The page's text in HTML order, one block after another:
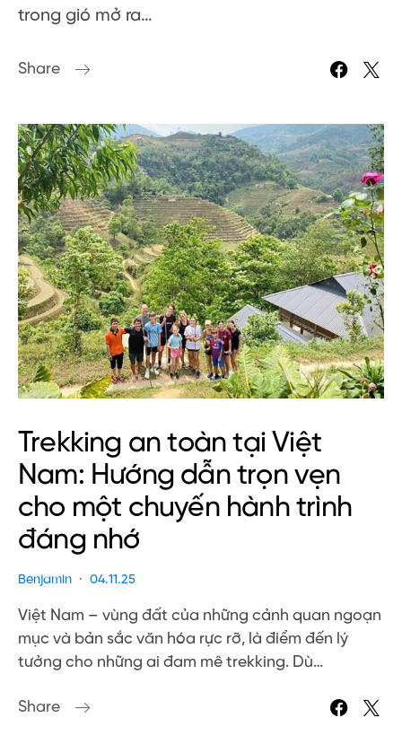
trong gió mở ra…
Share
Trekking an toàn tại Việt
Nam: Hướng dẫn trọn vẹn
cho một chuyến hành trình
đáng nhớ
Benjamin 04.11.25
Việt Nam – vùng đất của những cảnh quan ngoạn
mục và bản sắc văn hóa rực rỡ, là điểm đến lý
tưởng cho những ai đam mê trekking. Dù…
Share